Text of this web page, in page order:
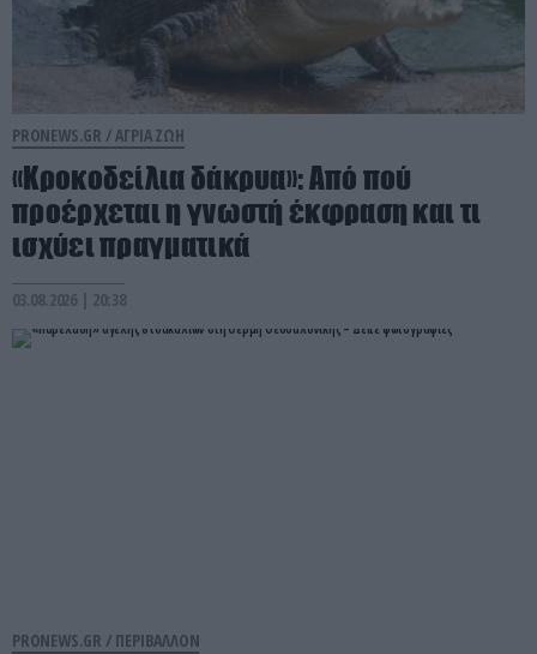
PRONEWS.GR /ΑΓΡΙΑ ΖΩΗ
«Κροκοδείλια δάκρυα»: Από πού
προέρχεται η γνωστή έκφραση και τι
ισχύει πραγματικά
03.08.2026 | 20:38
PRONEWS.GR / ΠΕΡΙΒΑΛΛΟΝ